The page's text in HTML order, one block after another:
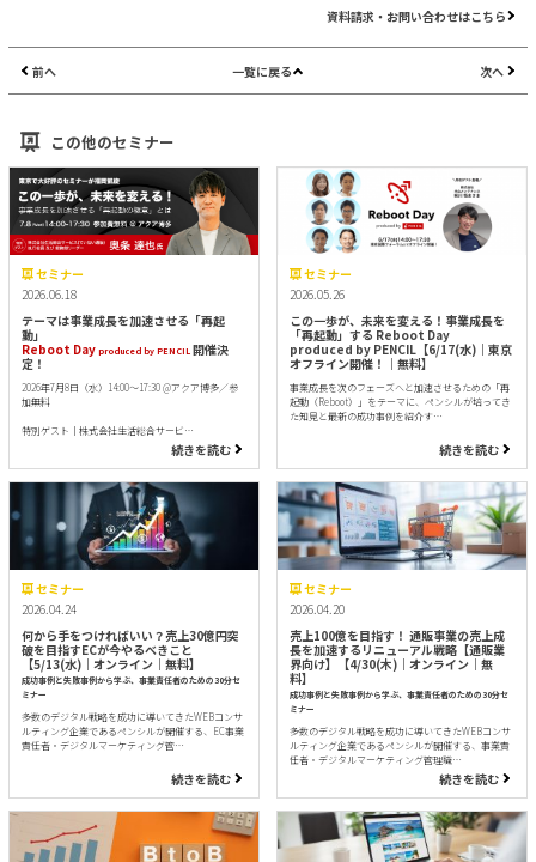
資料請求・お問い合わせはこちら
前へ 一覧に戻る 次へ
この他のセミナー
セミナー
2026.06.18
テーマは事業成長を加速させる「再起
動」
Reboot Dayproduced by PENCIL 開催決
定！
2026年7月8日（水）14:00～17:30 @アクア博多／参
加無料
特別ゲスト｜株式会社生活総合サービ…
続きを読む
セミナー
2026.05.26
この一歩が、未来を変える！事業成長を
「再起動」する Reboot Day
produced by PENCIL【6/17(水)｜東京
オフライン開催！｜無料】
事業成長を次のフェーズへと加速させるための「再
起動（Reboot）」をテーマに、ペンシルが培ってき
た知見と最新の成功事例を紹介す…
続きを読む
セミナー
2026.04.24
何から手をつければいい？売上30億円突
破を目指すECが今やるべきこと
【5/13(水)｜オンライン｜無料】
成功事例と失敗事例から学ぶ、事業責任者のための30分セ
ミナー
多数のデジタル戦略を成功に導いてきたWEBコンサ
ルティング企業であるペンシルが開催する、EC事業
責任者・デジタルマーケティング管…
続きを読む
セミナー
2026.04.20
売上100億を目指す！ 通販事業の売上成
長を加速するリニューアル戦略【通販業
界向け】【4/30(木)｜オンライン｜無
料】
成功事例と失敗事例から学ぶ、事業責任者のための30分セ
ミナー
多数のデジタル戦略を成功に導いてきたWEBコンサ
ルティング企業であるペンシルが開催する、事業責
任者・デジタルマーケティング管理職…
続きを読む